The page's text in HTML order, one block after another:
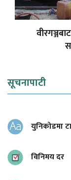
सूचनापाटी
युनिकोडमा
विनिमय दर